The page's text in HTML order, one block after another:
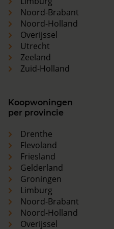
Noord-Brabant
Noord-Holland
Overijssel
Utrecht
Zeeland
Zuid-Holland
Koopwoningen
per provincie
Drenthe
Flevoland
Friesland
Gelderland
Groningen
Limburg
Noord-Brabant
Noord-Holland
Overijssel